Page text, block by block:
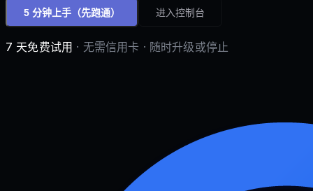
5 分钟上手 （先跑通） 进入控制台
7 天免费试用 · 无需信用卡 · 随时升级或停止